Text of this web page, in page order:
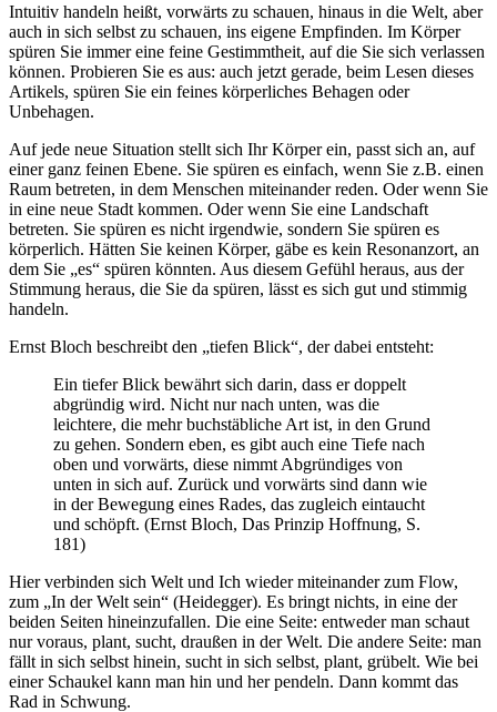
Intuitiv handeln heißt, vorwärts zu schauen, hinaus in die Welt, aber
auch in sich selbst zu schauen, ins eigene Empfinden. Im Körper
spüren Sie immer eine feine Gestimmtheit, auf die Sie sich verlassen
können. Probieren Sie es aus: auch jetzt gerade, beim Lesen dieses
Artikels, spüren Sie ein feines körperliches Behagen oder
Unbehagen.
Auf jede neue Situation stellt sich Ihr Körper ein, passt sich an, auf
einer ganz feinen Ebene. Sie spüren es einfach, wenn Sie z.B. einen
Raum betreten, in dem Menschen miteinander reden. Oder wenn Sie
in eine neue Stadt kommen. Oder wenn Sie eine Landschaft
betreten. Sie spüren es nicht irgendwie, sondern Sie spüren es
körperlich. Hätten Sie keinen Körper, gäbe es kein Resonanzort, an
dem Sie „es“ spüren könnten. Aus diesem Gefühl heraus, aus der
Stimmung heraus, die Sie da spüren, lässt es sich gut und stimmig
handeln.
Ernst Bloch beschreibt den „tiefen Blick“, der dabei entsteht:
Ein tiefer Blick bewährt sich darin, dass er doppelt
abgründig wird. Nicht nur nach unten, was die
leichtere, die mehr buchstäbliche Art ist, in den Grund
zu gehen. Sondern eben, es gibt auch eine Tiefe nach
oben und vorwärts, diese nimmt Abgründiges von
unten in sich auf. Zurück und vorwärts sind dann wie
in der Bewegung eines Rades, das zugleich eintaucht
und schöpft. (Ernst Bloch, Das Prinzip Hoffnung, S.
181)
Hier verbinden sich Welt und Ich wieder miteinander zum Flow,
zum „In der Welt sein“ (Heidegger). Es bringt nichts, in eine der
beiden Seiten hineinzufallen. Die eine Seite: entweder man schaut
nur voraus, plant, sucht, draußen in der Welt. Die andere Seite: man
fällt in sich selbst hinein, sucht in sich selbst, plant, grübelt. Wie bei
einer Schaukel kann man hin und her pendeln. Dann kommt das
Rad in Schwung.